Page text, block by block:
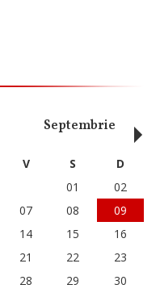
Septembrie
V S
D
01
02
07 08
09
14 15
16
21 22
23
28 29
30